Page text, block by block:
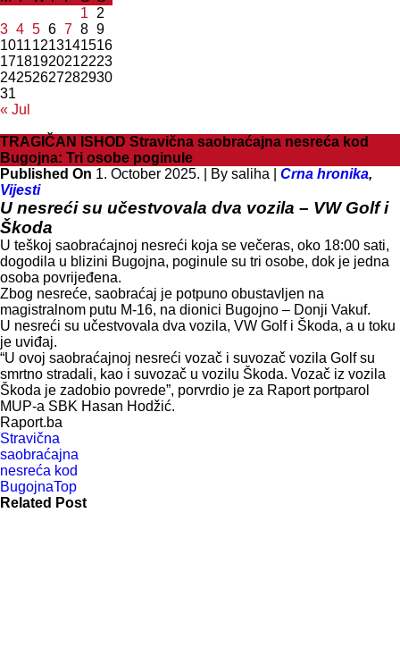
« Jul
1
2
3 4 5 6 7 8 9
10111213141516
17181920212223
24252627282930
31
TRAGIČAN ISHOD Stravična saobraćajna nesreća kod
Bugojna: Tri osobe poginule
Published On 1. October 2025. | By saliha | Crna hronika,
Vijesti
U nesreći su učestvovala dva vozila – VW Golf i
Škoda
U teškoj saobraćajnoj nesreći koja se večeras, oko 18:00 sati,
dogodila u blizini Bugojna, poginule su tri osobe, dok je jedna
osoba povrijeđena.
Zbog nesreće, saobraćaj je potpuno obustavljen na
magistralnom putu M-16, na dionici Bugojno – Donji Vakuf.
U nesreći su učestvovala dva vozila, VW Golf i Škoda, a u toku
je uviđaj.
“U ovoj saobraćajnoj nesreći vozač i suvozač vozila Golf su
smrtno stradali, kao i suvozač u vozilu Škoda. Vozač iz vozila
Škoda je zadobio povrede”, porvrdio je za Raport portparol
MUP-a SBK Hasan Hodžić.
Raport.ba
Stravična
saobraćajna
nesreća kod
BugojnaTop
Related Post